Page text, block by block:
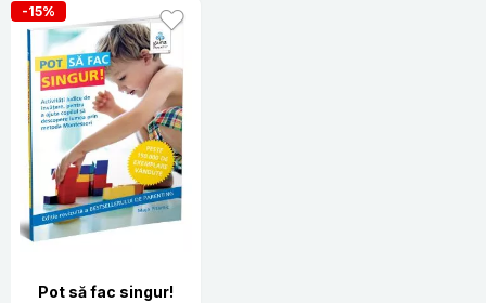
-15%
Pot să fac singur!